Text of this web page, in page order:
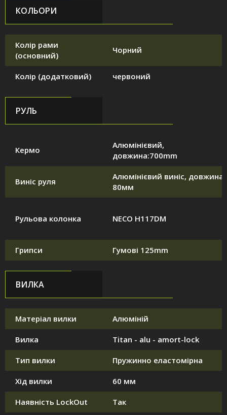
КОЛЬОРИ
Колір рами
(основний)
Чорний
Колір (додатковий) червоний
РУЛЬ
Кермо
Алюмінієвий,
довжина:700mm
Виніс руля
Алюмінієвий виніс, довжина:
80мм
Рульова колонка NECO H117DM
Грипси Гумові 125mm
ВИЛКА
Матеріал вилки Алюміній
Вилка Titan - alu - amort-lock
Тип вилки Пружинно еластомірна
Хід вилки 60 мм
Наявність LockOut Так